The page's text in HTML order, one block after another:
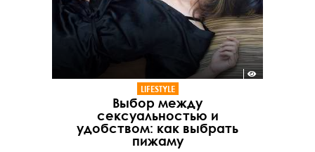
LIFESTYLE
Выбор между
сексуальностью и
удобством: как выбрать
пижаму